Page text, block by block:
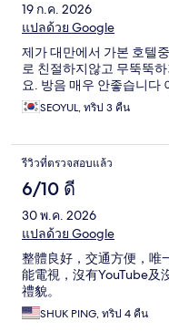
19 ก.ค. 2026
แปลด้วย Google
제가 대만에서 가본 호텔
로 친절하지않고 무뚝뚝
요. 방음 매우 안좋습니다
SEOYUL, ทริป 3 คืน
รีวิวที่ตรวจสอบแล้ว
6/10 ดี
30 พ.ค. 2026
แปลด้วย Google
整體良好，交通方便，唯
能電視，沒有YouTube及
禮貌。
SHUK PING, ทริป 4 คืน